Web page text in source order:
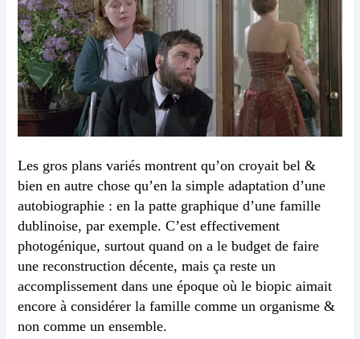
Les gros plans variés montrent qu’on croyait bel &
bien en autre chose qu’en la simple adaptation d’une
autobiographie : en la patte graphique d’une famille
dublinoise, par exemple. C’est effectivement
photogénique, surtout quand on a le budget de faire
une reconstruction décente, mais ça reste un
accomplissement dans une époque où le biopic aimait
encore à considérer la famille comme un organisme &
non comme un ensemble.